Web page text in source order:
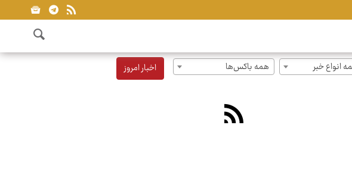
انواع خبر همه باکس‌ها اخبار امروز